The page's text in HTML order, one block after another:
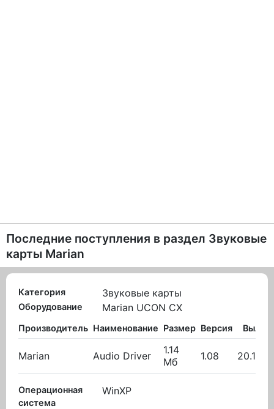
Последние поступления в раздел Звуковые
карты Marian
Категория Звуковые карты
Оборудование Marian UCON CX
Производитель Наименование Размер Версия
Marian Audio Driver
1.14
Мб
1.08
Операционная
система
WinXP